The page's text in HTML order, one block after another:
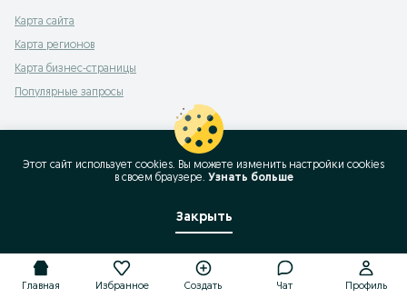
Карта сайта
Карта регионов
Карта бизнес-страницы
Популярные запросы
Главная Избранное Создать Чат Профиль
Этот сайт использует cookies. Вы можете изменить настройки cookies
в своeм браузере. Узнать больше
Закрыть